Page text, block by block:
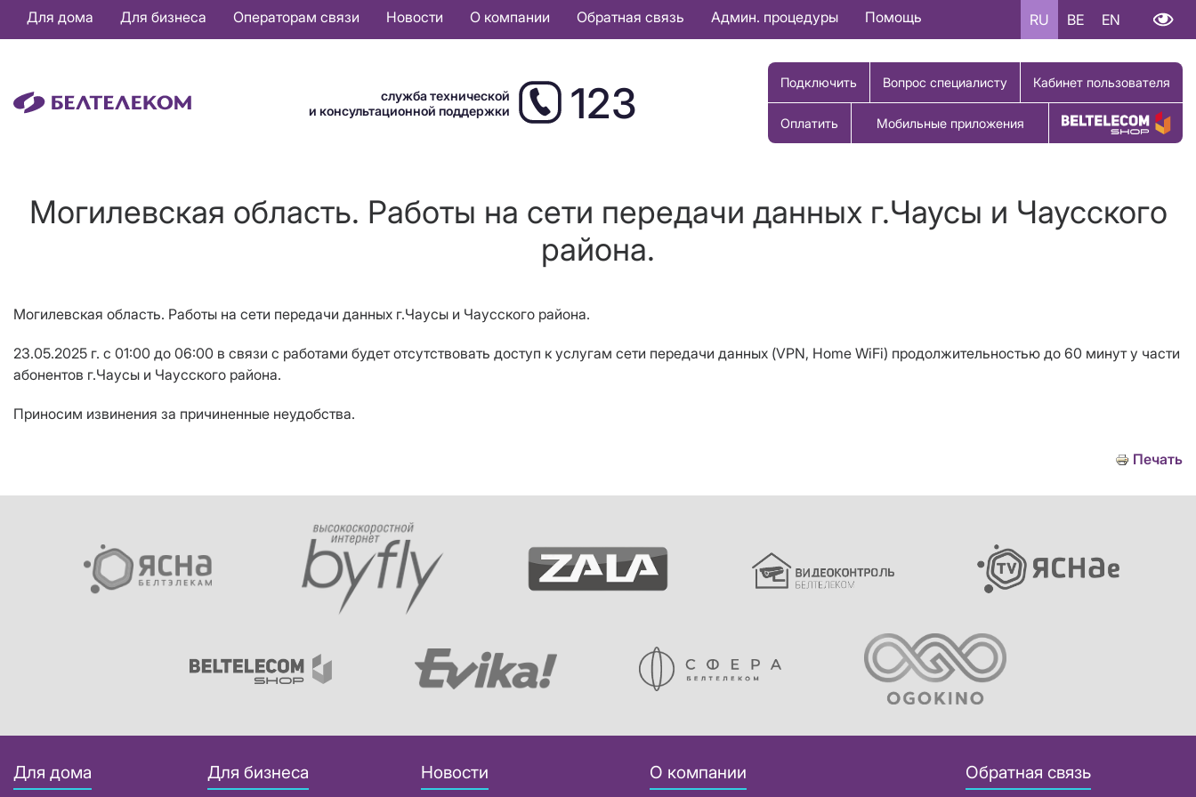
Основная
навигация
Для дома Для бизнеса Операторам связи Новости О компании Обратная связь Админ. процедуры Помощь RU BE EN
служба технической
и консультационной поддержки
123 Подключить Вопрос специалисту Кабинет пользователя
Оплатить Мобильные приложения Купить товар
Могилевская область. Работы на сети передачи данных г.Чаусы и Чаусского
района.
Могилевская область. Работы на сети передачи данных г.Чаусы и Чаусского района.
23.05.2025 г. с 01:00 до 06:00 в связи с работами будет отсутствовать доступ к услугам сети передачи данных (VPN, Home WiFi) продолжительностью до 60 минут у части
абонентов г.Чаусы и Чаусского района.
Приносим извинения за причиненные неудобства.
Печать
Для дома Для бизнеса Новости О компании Обратная связь